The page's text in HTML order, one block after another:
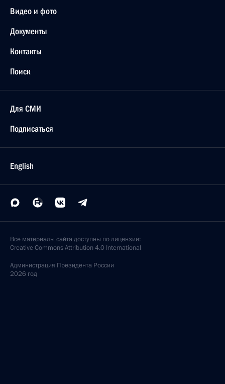
Видео и фото
Документы
Контакты
Поиск
Для СМИ
Подписаться
English
Все материалы сайта доступны по лицензии:
Creative Commons Attribution 4.0 International
Администрация Президента России
2026 год